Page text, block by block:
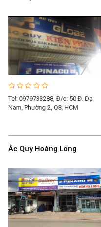
Tel: 0979733288, Đ/c: 50 Đ. Dạ
Nam, Phường 2, Q8, HCM
Ắc Quy Hoàng Long